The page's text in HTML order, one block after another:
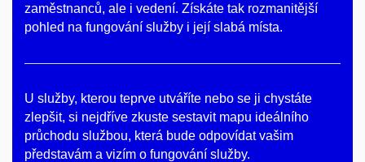
zaměstnanců, ale i vedení. Získáte tak rozmanitější
pohled na fungování služby i její slabá místa.
U služby, kterou teprve utváříte nebo se ji chystáte
zlepšit, si nejdříve zkuste sestavit mapu ideálního
průchodu službou, která bude odpovídat vašim
představám a vizím o fungování služby.